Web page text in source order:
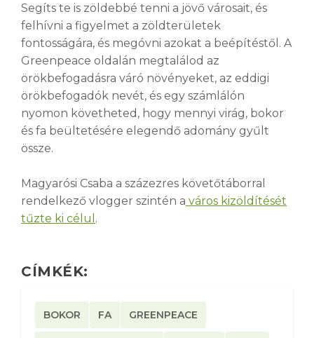
Segíts te is zöldebbé tenni a jövő városait, és
felhívni a figyelmet a zöldterületek
fontosságára, és megóvni azokat a beépítéstől. A
Greenpeace oldalán megtalálod az
örökbefogadásra váró növényeket, az eddigi
örökbefogadók nevét, és egy számlálón
nyomon követheted, hogy mennyi virág, bokor
és fa beültetésére elegendő adomány gyűlt
össze.
Magyarósi Csaba a százezres követőtáborral
rendelkező vlogger szintén a város kizöldítését
tűzte ki célul .
CÍMKÉK:
BOKOR FA GREENPEACE